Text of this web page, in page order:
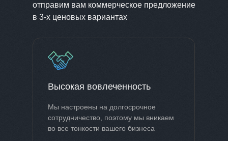
отправим вам коммерческое предложение
в 3-х ценовых вариантах
Высокая вовлеченность
Мы настроены на долгосрочное
сотрудничество, поэтому мы вникаем
во все тонкости вашего бизнеса